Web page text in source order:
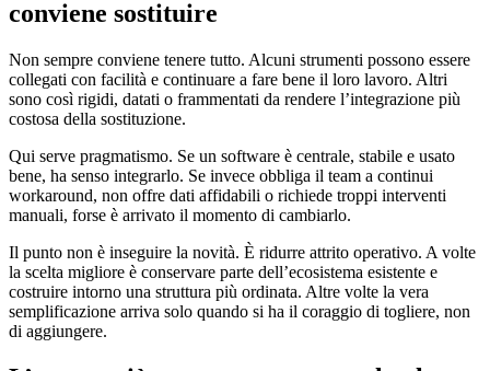
conviene sostituire
Non sempre conviene tenere tutto. Alcuni strumenti possono essere
collegati con facilità e continuare a fare bene il loro lavoro. Altri
sono così rigidi, datati o frammentati da rendere l’integrazione più
costosa della sostituzione.
Qui serve pragmatismo. Se un software è centrale, stabile e usato
bene, ha senso integrarlo. Se invece obbliga il team a continui
workaround, non offre dati affidabili o richiede troppi interventi
manuali, forse è arrivato il momento di cambiarlo.
Il punto non è inseguire la novità. È ridurre attrito operativo. A volte
la scelta migliore è conservare parte dell’ecosistema esistente e
costruire intorno una struttura più ordinata. Altre volte la vera
semplificazione arriva solo quando si ha il coraggio di togliere, non
di aggiungere.